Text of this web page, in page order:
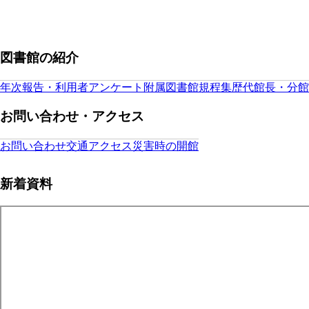
図書館の紹介
年次報告・利用者アンケート 附属図書館規程集歴代館長・分
お問い合わせ・アクセス
お問い合わせ交通アクセス災害時の開館
新着資料